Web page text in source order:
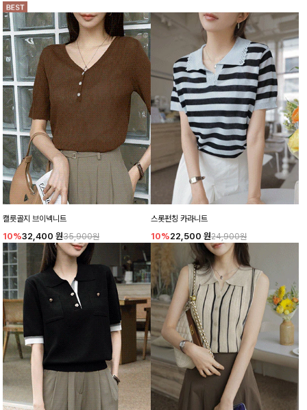
캘릇골지 브이넥니트
10%32,400 원35,900원
스롯펀칭 카라니트
10%22,500 원24,900원